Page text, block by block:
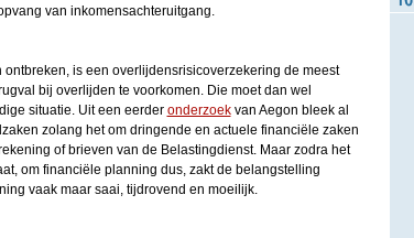
van inkomensachteruitgang.
is een overlijdensrisicoverzekering de meest
bij overlijden te voorkomen. Die moet dan wel
situatie. Uit een eerder onderzoekvan Aegon bleek al
zolang het om dringende en actuele financiële zaken
of brieven van de Belastingdienst. Maar zodra het
om financiële planning dus, zakt de belangstelling
vaak maar saai, tijdrovend en moeilijk.